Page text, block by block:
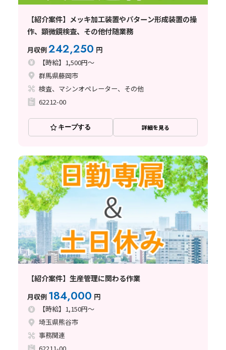
【紹介案件】メッキ加工装置やパターン形成装置の操
作、顕微鏡検査、その他付随業務
月収例242,250 円
【時給】1,500円～
群馬県藤岡市
検査、マシンオペレーター、その他
62212-00
キープする 詳細を見る
【紹介案件】生産管理に関わる作業
月収例 184,000 円
【時給】1,150円～
埼玉県熊谷市
事務関連